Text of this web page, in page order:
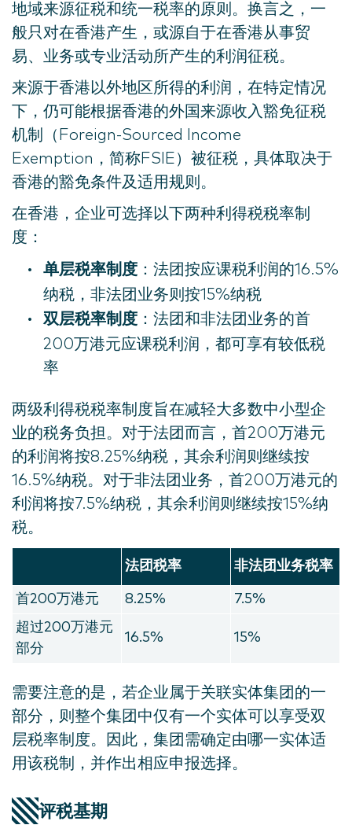
地域来源征税和统一税率的原则。换言之，一
般只对在香港产生，或源自于在香港从事贸
易、业务或专业活动所产生的利润征税。
来源于香港以外地区所得的利润，在特定情况
下，仍可能根据香港的外国来源收入豁免征税
机制（Foreign-Sourced Income
Exemption，简称FSIE）被征税，具体取决于
香港的豁免条件及适用规则。
在香港，企业可选择以下两种利得税税率制
度：
单层税率制度 ：法团按应课税利润的16.5%
纳税，非法团业务则按15%纳税
双层税率制度 ：法团和非法团业务的首
200万港元应课税利润，都可享有较低税
率
两级利得税税率制度旨在减轻大多数中小型企
业的税务负担。对于法团而言，首200万港元
的利润将按8.25%纳税，其余利润则继续按
16.5%纳税。对于非法团业务，首200万港元的
利润将按7.5%纳税，其余利润则继续按15%纳
税。
法团税率 非法团业务税率
首200万港元 8.25%
7.5%
超过200万港元
部分
16.5% 15%
需要注意的是，若企业属于关联实体集团的一
部分，则整个集团中仅有一个实体可以享受双
层税率制度。因此，集团需确定由哪一实体适
用该税制，并作出相应申报选择。
评税基期